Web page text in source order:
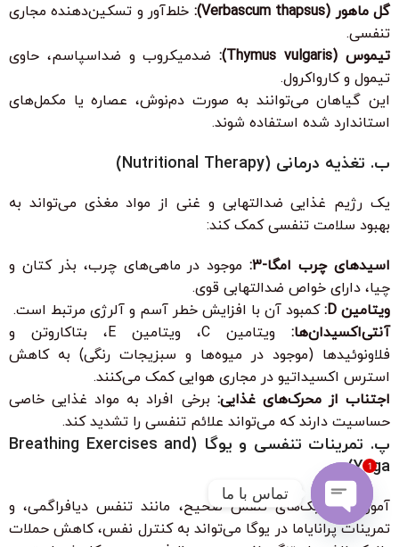
گل ماهور (Verbascum thapsus):
خلط‌آور و تسکین‌دهنده مجاری
تنفسی.
تیموس (Thymus vulgaris):
ضدمیکروب و ضداسپاسم، حاوی
تیمول و کارواکرول.
این گیاهان می‌توانند به صورت دم‌نوش، عصاره یا مکمل‌های
استاندارد شده استفاده شوند.
ب. تغذیه درمانی (Nutritional Therapy)
یک رژیم غذایی ضدالتهابی و غنی از مواد مغذی می‌تواند به
بهبود سلامت تنفسی کمک کند:
اسیدهای چرب امگا-۳:
موجود در ماهی‌های چرب، بذر کتان و
چیا، دارای خواص ضدالتهابی قوی.
ویتامین D:
کمبود آن با افزایش خطر آسم و آلرژی مرتبط است.
آنتی‌اکسیدان‌ها:
ویتامین C، ویتامین E، بتاکاروتن و
فلاونوئیدها (موجود در میوه‌ها و سبزیجات رنگی) به کاهش
استرس اکسیداتیو در مجاری هوایی کمک می‌کنند.
اجتناب از محرک‌های غذایی: برخی افراد به مواد غذایی خاصی
حساسیت دارند که می‌تواند علائم تنفسی را تشدید کند.
پ. تمرینات تنفسی و یوگا (Breathing Exercises and
Yoga)
آموزش تکنیک‌های تنفس صحیح، مانند تنفس دیافراگمی، و
تمرینات پرانایاما در یوگا می‌تواند به کنترل نفس، کاهش حملات
تماس با ما
Open
1